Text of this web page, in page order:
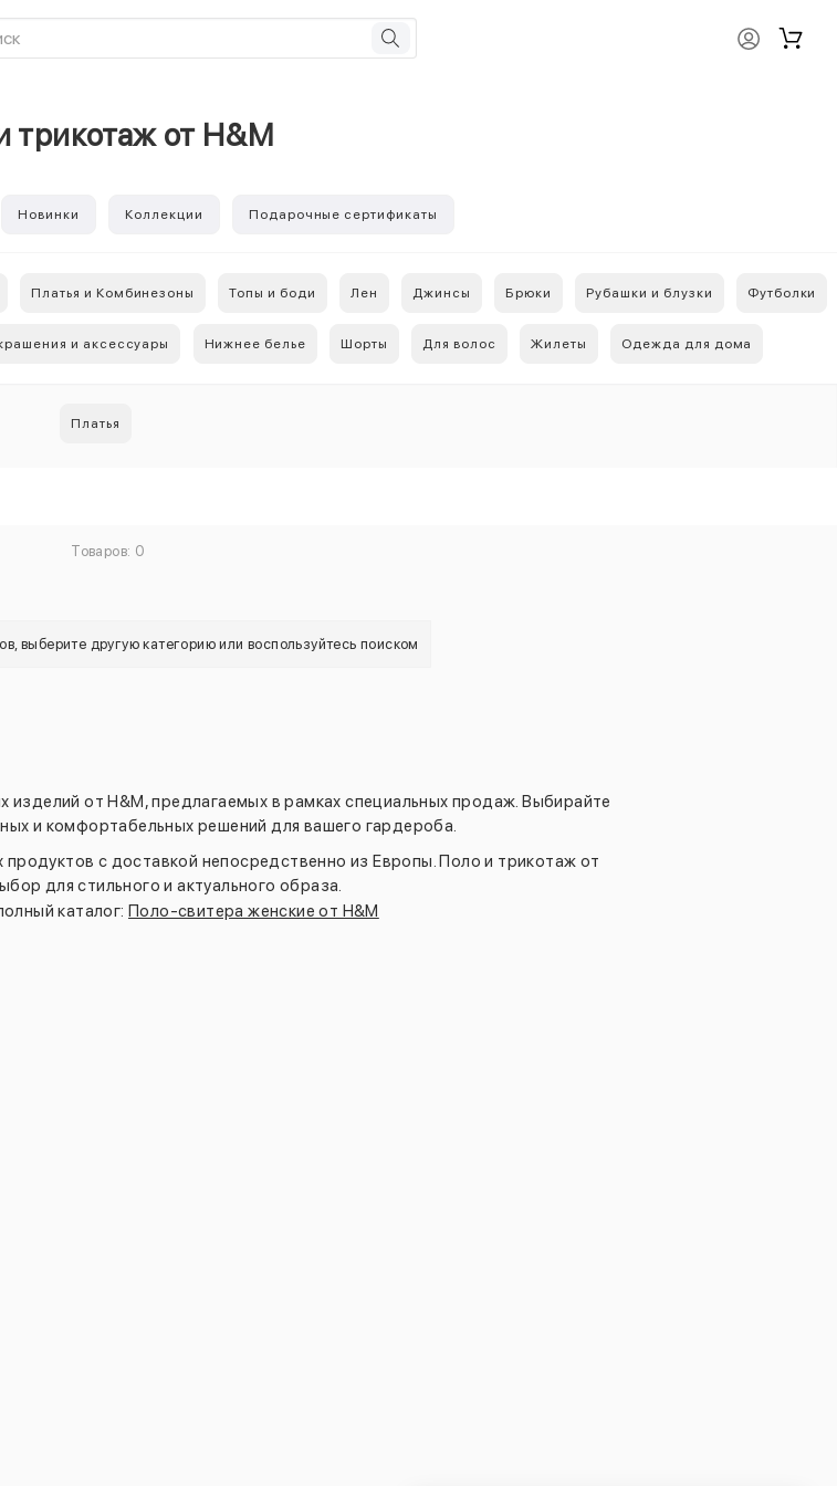
трикотаж от H&M
Новинки Коллекции Подарочные сертификаты
Платья и Комбинезоны Топы и боди Лен Джинсы Брюки Рубашки и блузки Футболки
и аксессуары Нижнее белье Шорты Для волос Жилеты Одежда для дома
Платья
Товаров: 0
выберите другую категорию или воспользуйтесь поиском
изделий от H&M, предлагаемых в рамках специальных продаж. Выбирайте
и комфортабельных решений для вашего гардероба.
с доставкой непосредственно из Европы. Поло и трикотаж от
для стильного и актуального образа.
каталог: Поло-свитера женские от H&M